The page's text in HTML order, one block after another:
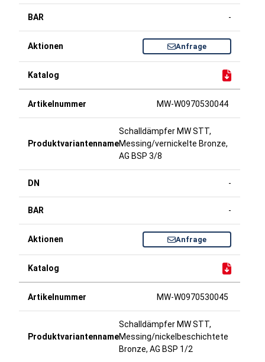
-
Anfrage
MW-W0970530044
Schalldämpfer MW STT,
Messing/vernickelte Bronze,
AG BSP 3/8
-
-
Anfrage
MW-W0970530045
Schalldämpfer MW STT,
Messing/nickelbeschichtete
Bronze, AG BSP 1/2